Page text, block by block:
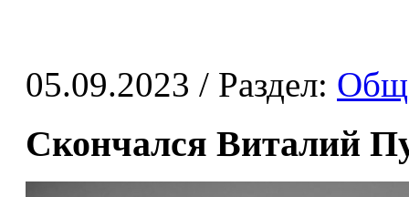
05.09.2023 / Раздел:
Скончался Виталий